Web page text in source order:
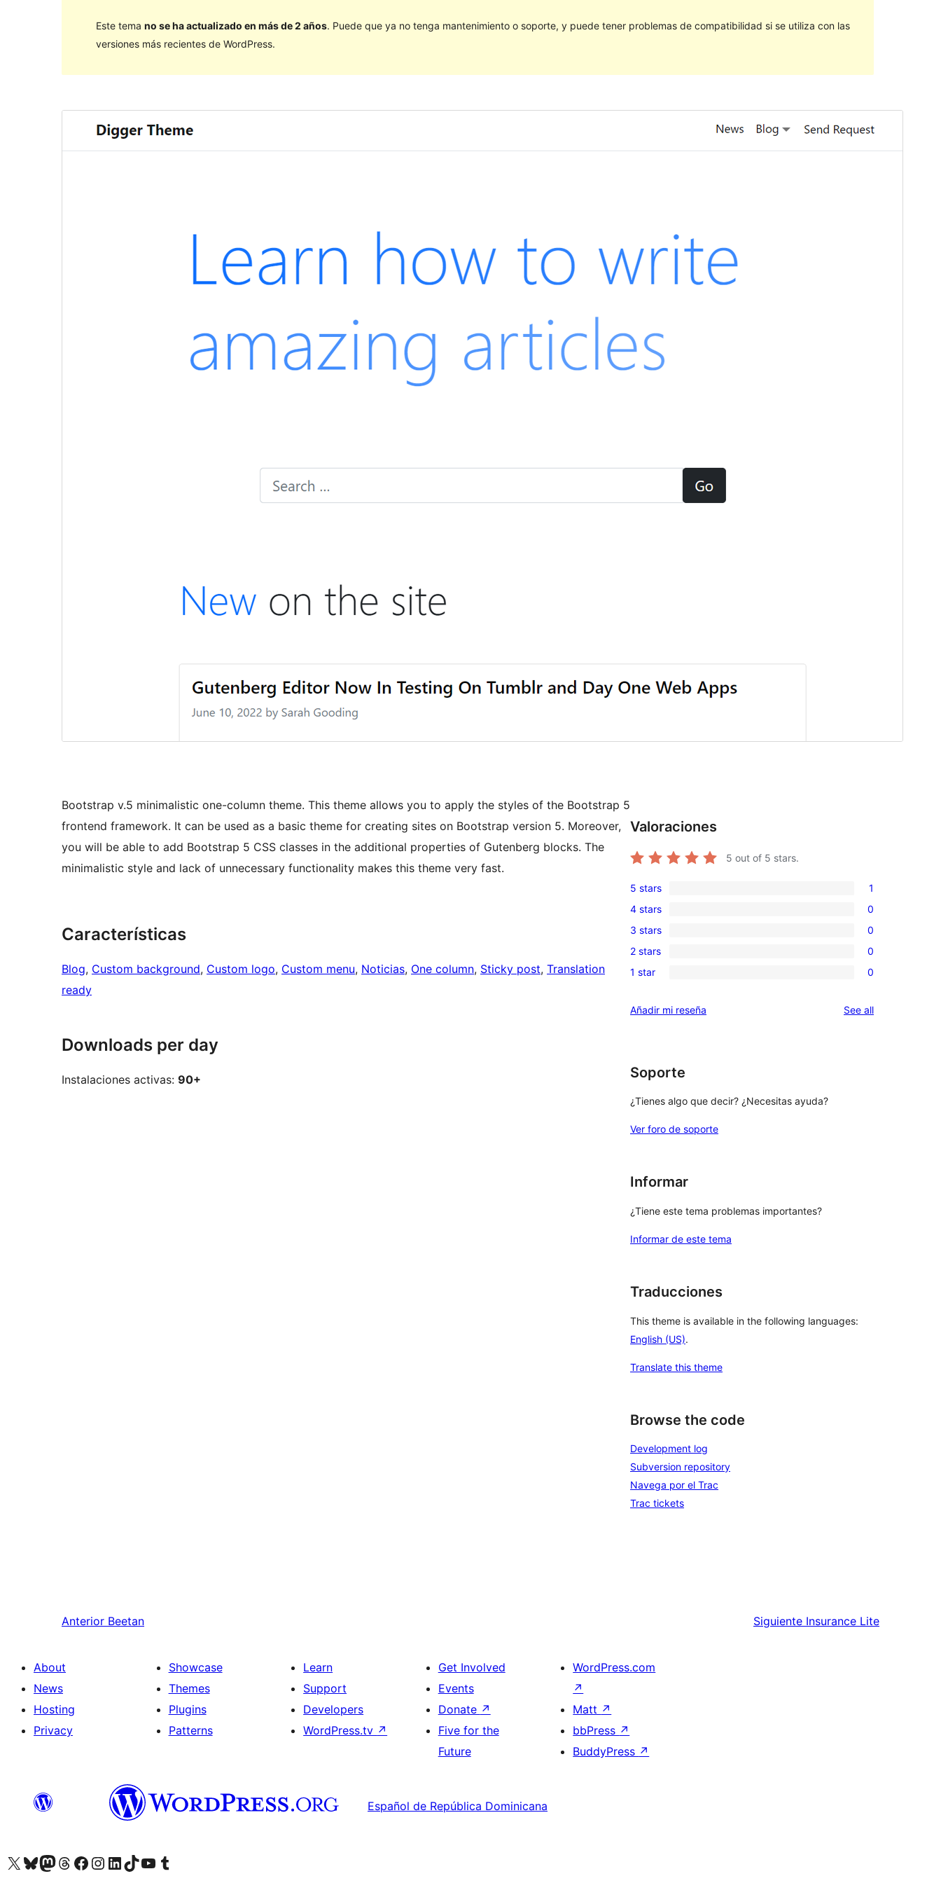
Este tema no se ha actualizado en más de 2 años. Puede que ya no tenga mantenimiento o soporte, y puede tener problemas de compatibilidad si se utiliza con las
versiones más recientes de WordPress.
Versión
1.0.3
Bootstrap v.5 minimalistic one-column theme. This theme allows you to apply the styles of the Bootstrap 5
frontend framework. It can be used as a basic theme for creating sites on Bootstrap version 5. Moreover,
you will be able to add Bootstrap 5 CSS classes in the additional properties of Gutenberg blocks. The
minimalistic style and lack of unnecessary functionality makes this theme very fast.
Características
Blog, Custom background, Custom logo, Custom menu, Noticias, One column, Sticky post, Translation
ready
Downloads per day
Instalaciones activas: 90+
Valoraciones
5 out of 5 stars.
1
5-
star
review
5 stars 1
0
4-
star
reviews
4 stars 0
0
3-
star
3 stars 0
0
2-
reviews
2 stars 0
0
star
1 star 0
Añadir mi reseña See allreviews
Soporte
¿Tienes algo que decir? ¿Necesitas ayuda?
Ver foro de soporte
Informar
¿Tiene este tema problemas importantes?
Informar de este tema
Traducciones
This theme is available in the following languages:
English (US).
Translate this theme
Browse the code
Development log
Subversion repository
Navega por el Trac
Trac tickets
Anterior Beetan Siguiente Insurance Lite
About
News
Hosting
Privacy
Showcase
Themes
Plugins
Patterns
Learn
Support
Developers
WordPress.tv ↗
Get Involved
Events
Donate ↗
Five for the
Future
WordPress.com
↗
Matt ↗
bbPress ↗
BuddyPress ↗
Español de República Dominicana
Visit our X (formerly Twitter) account
Visit our Bluesky account
Visit our Mastodon account
Visit our Threads account
Visit our Facebook page
Visit our Instagram account
Visit our LinkedIn account
Visit our TikTok account
Visit our YouTube channel
Visit our Tumblr account